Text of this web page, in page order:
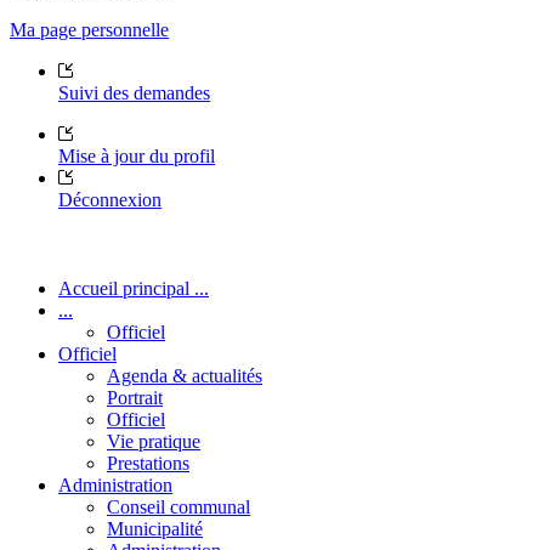
Ma page personnelle
Suivi des demandes
Mise à jour du profil
Déconnexion
Accueil principal ...
...
Officiel
Officiel
Agenda & actualités
Portrait
Officiel
Vie pratique
Prestations
Administration
Conseil communal
Municipalité